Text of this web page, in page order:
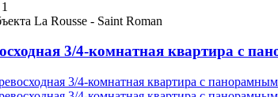
1
La Rousse - Saint Roman
3/4-комнатная квартира с